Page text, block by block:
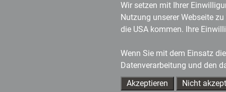
Wir setzen mit Ihrer
Nutzung unserer Webseite
die USA kommen. Ihre
Wenn Sie mit dem Einsatz
Datenverarbeitung und den
Akzeptieren
Nicht